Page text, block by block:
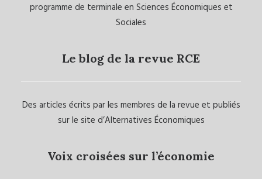
programme de terminale en Sciences Économiques et
Sociales
Le blog de la revue RCE
Des articles écrits par les membres de la revue et publiés
sur le site d’Alternatives Économiques
Voix croisées sur l’économie